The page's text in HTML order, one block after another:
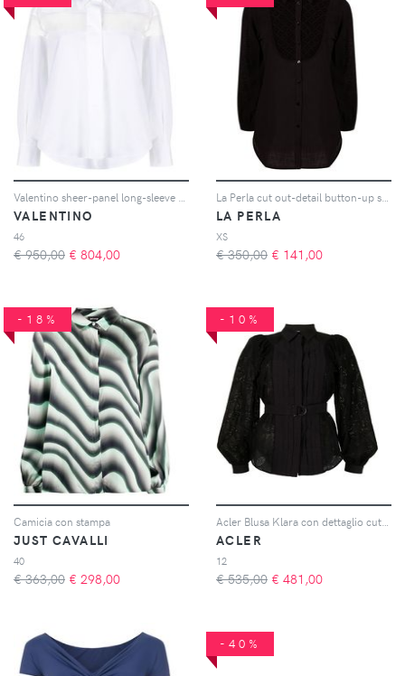
VALENTINO
46
€ 950,00 € 804,00
LA PERLA
XS
€ 350,00 € 141,00
-18%
Camicia con stampa
JUST CAVALLI
40
€ 363,00 € 298,00
-10%
ACLER
12
€ 535,00 € 481,00
-40%